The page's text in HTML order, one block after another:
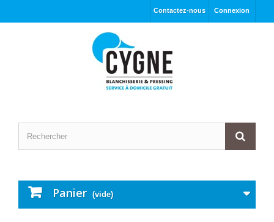
Connexion
Contactez-nous
Panier (vide)